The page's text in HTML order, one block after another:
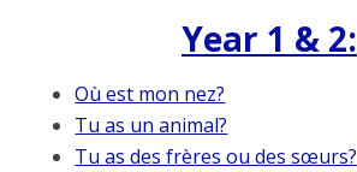
Year 1 & 2:
Où est mon nez?
Tu as un animal?
Tu as des frères ou des sœurs?